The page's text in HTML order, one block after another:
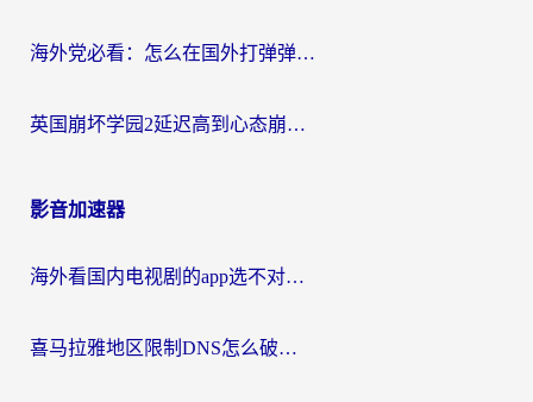
海外党必看：怎么在国外打弹弹堂不卡？番茄加速器亲测指南
英国崩坏学园2延迟高到心态崩？海外党国服游戏加速终极指南
影音加速器
海外看国内电视剧的app选不对？这份回国加速器避坑指南帮你流畅追剧
喜马拉雅地区限制DNS怎么破？海外党听国内音乐听书的终极解决方案